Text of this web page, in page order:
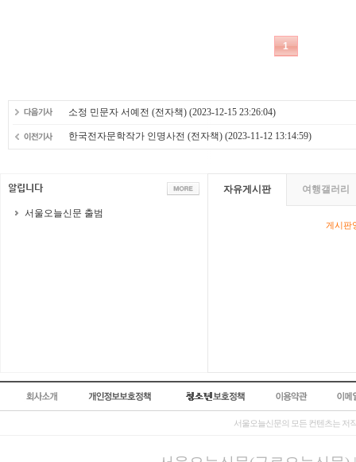
소정 민문자 서예전 (전자책) (2023-12-15 23:26:04)
한국전자문학작가 인명사전 (전자책) (2023-11-12 13:14:59)
서울오늘신문 출범
자유게시판 여행갤러리
게시판
서울오늘신문의 모든 컨텐츠는 저